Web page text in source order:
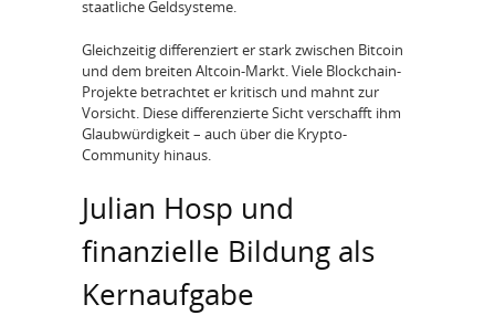
staatliche Geldsysteme.
Gleichzeitig differenziert er stark zwischen Bitcoin
und dem breiten Altcoin-Markt. Viele Blockchain-
Projekte betrachtet er kritisch und mahnt zur
Vorsicht. Diese differenzierte Sicht verschafft ihm
Glaubwürdigkeit – auch über die Krypto-
Community hinaus.
Julian Hosp und
finanzielle Bildung als
Kernaufgabe